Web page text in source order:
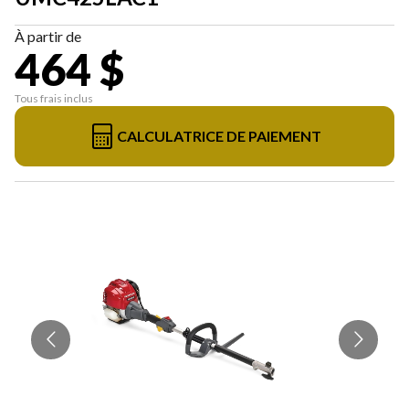
À partir de
464 $
Tous frais inclus
CALCULATRICE DE PAIEMENT